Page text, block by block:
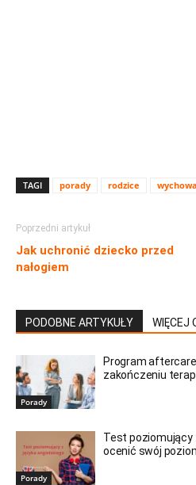
TAGI porady rodzice
Poprzedni artykuł
Jak uchronić dziecko przed
nałogiem
PODOBNE ARTYKUŁY WIĘCEJ
Porady
Program
zakończeniu
Porady
Test poziomujący
ocenić swój